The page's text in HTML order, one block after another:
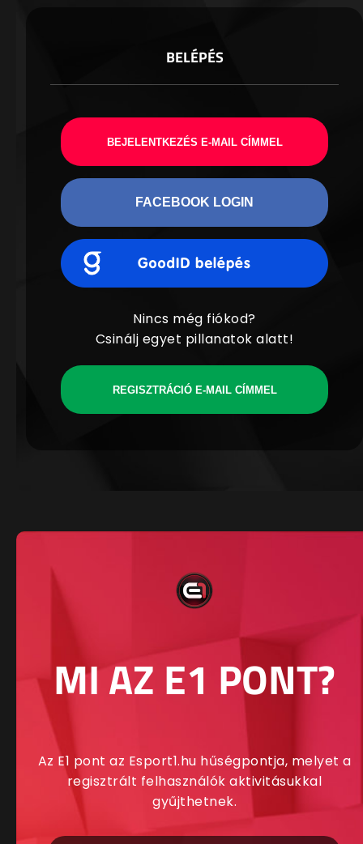
BELÉPÉS
BEJELENTKEZÉS E-MAIL CÍMMEL
FACEBOOK LOGIN
Nincs még fiókod?
Csinálj egyet pillanatok alatt!
REGISZTRÁCIÓ E-MAIL CÍMMEL
MI AZ E1 PONT?
Az E1 pont az Esport1.hu hűségpontja, melyet a
regisztrált felhasználók aktivitásukkal
gyűjthetnek.